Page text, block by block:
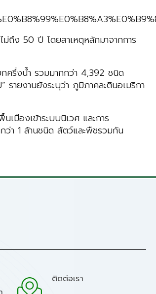
ถึง 50 ปี โดยสาเหตุหลักมาจากการ
ครึ่งน้ำ รวมมากกว่า 4,392 ชนิด
ายงานยังระบุว่า ภูมิภาคละตินอเมริกา
มืองเข้าระบบนิเวศ และการ
ว่า 1 ล้านชนิด สัตว์และพืชรวมกัน
ติดต่อเรา